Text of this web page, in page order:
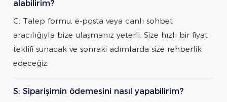
alabilirim?
C: Talep formu, e-posta veya canlı sohbet
aracılığıyla bize ulaşmanız yeterli. Size hızlı bir fiyat
teklifi sunacak ve sonraki adımlarda size rehberlik
edeceğiz.
S: Siparişimin ödemesini nasıl yapabilirim?